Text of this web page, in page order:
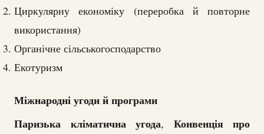
Циркулярну економіку (переробка й повторне
використання)
Органічне сільськогосподарство
Екотуризм
Міжнародні угоди й програми
Паризька кліматична угода, Конвенція про